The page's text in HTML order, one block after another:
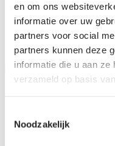
en om ons
informatie over uw
partners voor social
partners kunnen deze
informatie die u aan
verzameld op basis
Noodzakelijk
Sind Sie auf Vlieland
die andere Insel
Arrangement.